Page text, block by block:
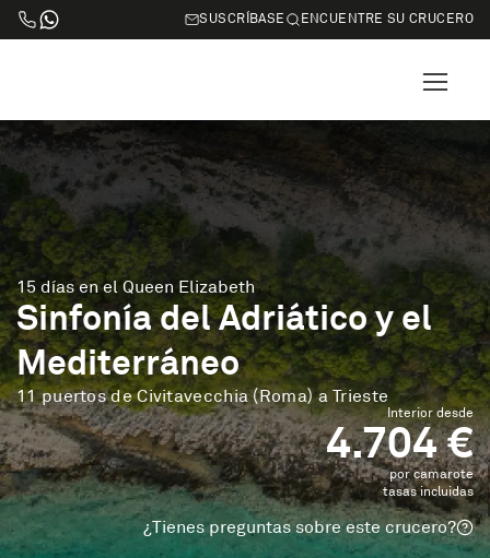
SUSCRÍBASE ENCUENTRE SU CRUCERO
15 días en el Queen Elizabeth
Sinfonía del Adriático y el
Mediterráneo
11 puertos de Civitavecchia (Roma) a Trieste
Interior desde
4.704 €
por camarote
tasas incluidas
¿Tienes preguntas sobre este crucero?